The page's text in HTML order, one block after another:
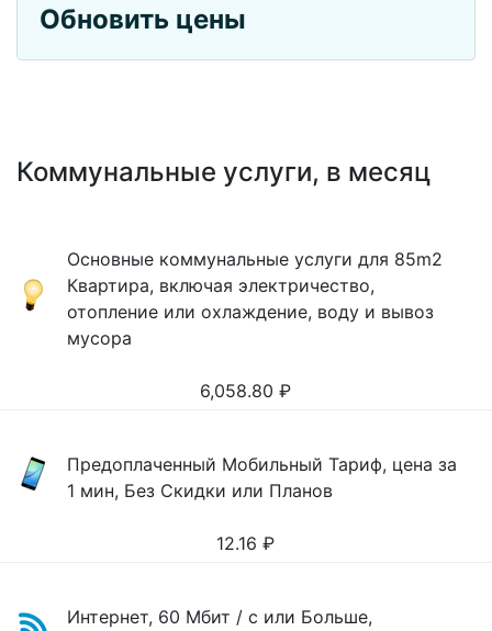
Обновить цены
Коммунальные услуги, в месяц
Основные коммунальные услуги для 85m2
Квартира, включая электричество,
отопление или охлаждение, воду и вывоз
мусора
6,058.80 ₽
Предоплаченный Мобильный Тариф, цена за
1 мин, Без Скидки или Планов
12.16 ₽
Интернет, 60 Мбит / с или Больше,